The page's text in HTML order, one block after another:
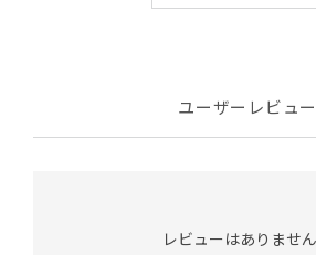
ユーザーレビュー
レビューはありません